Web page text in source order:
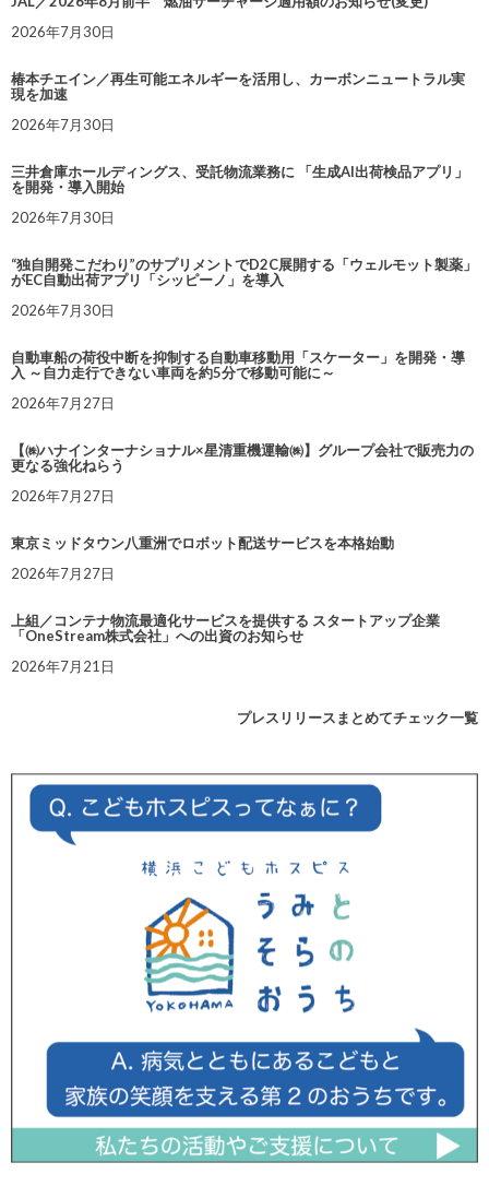
2026年7月30日
椿本チエイン／再生可能エネルギーを活用し、カーボンニュートラル実
現を加速
2026年7月30日
三井倉庫ホールディングス、受託物流業務に 「生成AI出荷検品アプリ」
を開発・導入開始
2026年7月30日
“独自開発こだわり”のサプリメントでD2C展開する「ウェルモット製薬」
がEC自動出荷アプリ「シッピーノ」を導入
2026年7月30日
自動車船の荷役中断を抑制する自動車移動用「スケーター」を開発・導
入 ～自力走行できない車両を約5分で移動可能に～
2026年7月27日
【㈱ハナインターナショナル×星清重機運輸㈱】グループ会社で販売力の
更なる強化ねらう
2026年7月27日
東京ミッドタウン八重洲でロボット配送サービスを本格始動
2026年7月27日
上組／コンテナ物流最適化サービスを提供する スタートアップ企業
「OneStream株式会社」への出資のお知らせ
2026年7月21日
プレスリリースまとめてチェック一覧